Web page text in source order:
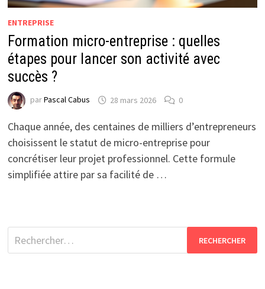
ENTREPRISE
Formation micro-entreprise : quelles
étapes pour lancer son activité avec
succès ?
parPascal Cabus 28 mars 2026 0
Chaque année, des centaines de milliers d’entrepreneurs
choisissent le statut de micro-entreprise pour
concrétiser leur projet professionnel. Cette formule
simplifiée attire par sa facilité de …
Rechercher :